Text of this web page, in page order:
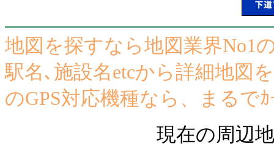
地図を探すなら地図業界No1
駅名､施設名etcから詳細地図
のGPS対応機種なら、まるで
現在の周辺